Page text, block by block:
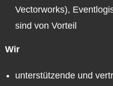
Vectorworks),
sind von Vorteil
Wir
unterstützende und